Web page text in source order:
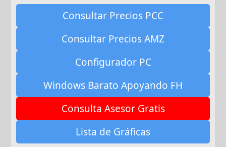
Consultar Precios PCC
Consultar Precios AMZ
Configurador PC
Windows Barato Apoyando FH
Consulta Asesor Gratis
Lista de Gráficas